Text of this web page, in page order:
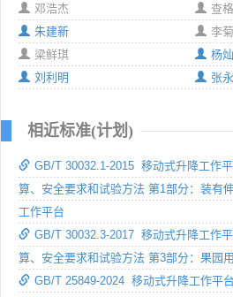
邓浩杰
查
朱建新
李
梁鲜琪
杨灿
刘利明
张
相近标准(计划)
GB/T 30032.1-2015 移动式升降工作
算、安全要求和试验方法 第1部分：装有
工作平台
GB/T 30032.3-2017 移动式升降工作
算、安全要求和试验方法 第3部分：果园
GB/T 25849-2024 移动式升降工作平